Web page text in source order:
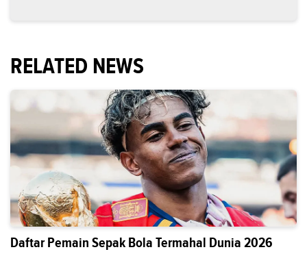
RELATED NEWS
Daftar Pemain Sepak Bola Termahal Dunia 2026